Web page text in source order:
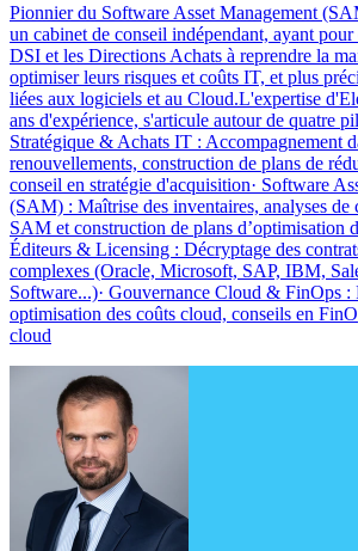
Pionnier du Software Asset Management
un cabinet de conseil indépendant, ayant
DSI et les Directions Achats à reprendre la
optimiser leurs risques et coûts IT, et plus
liées aux logiciels et au Cloud.L'expertise
ans d'expérience, s'articule autour de quatre
Stratégique & Achats IT : Accompagnement
renouvellements, construction de plans de
conseil en stratégie d'acquisition· Software
(SAM) : Maîtrise des inventaires, analyses
SAM et construction de plans d’optimisation
Éditeurs & Licensing : Décryptage des
complexes (Oracle, Microsoft, SAP, IBM,
Software...)· Gouvernance Cloud & FinOps :
optimisation des coûts cloud, conseils en
cloud